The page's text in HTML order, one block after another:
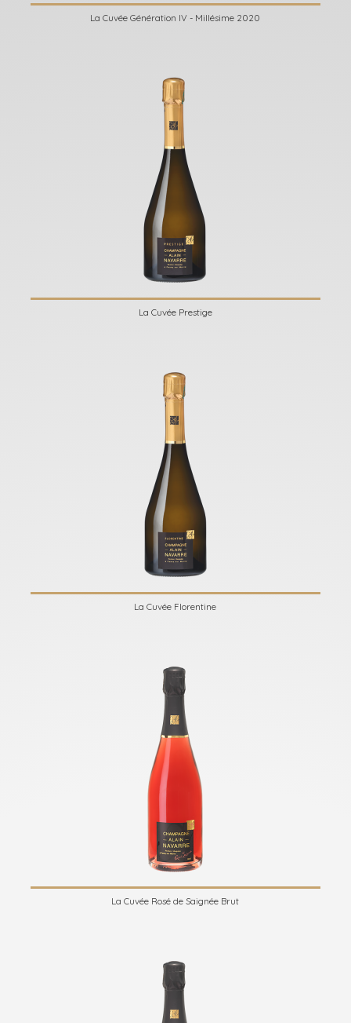
La Cuvée Génération IV - Millésime 2020
La Cuvée Prestige
La Cuvée Florentine
La Cuvée Rosé de Saignée Brut